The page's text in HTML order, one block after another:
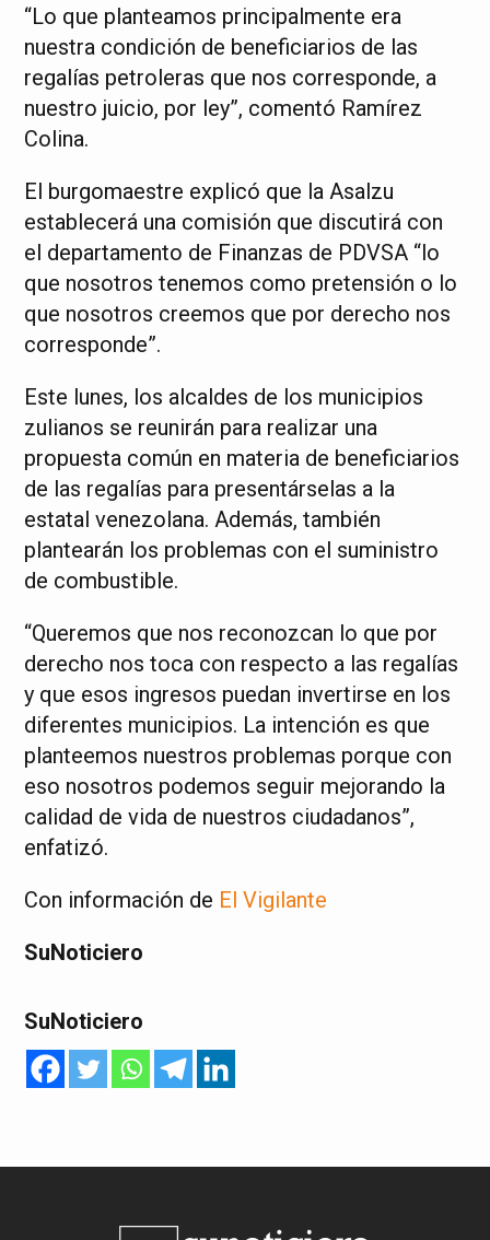
“Lo que planteamos principalmente era
nuestra condición de beneficiarios de las
regalías petroleras que nos corresponde, a
nuestro juicio, por ley”, comentó Ramírez
Colina.
El burgomaestre explicó que la Asalzu
establecerá una comisión que discutirá con
el departamento de Finanzas de PDVSA “lo
que nosotros tenemos como pretensión o lo
que nosotros creemos que por derecho nos
corresponde”.
Este lunes, los alcaldes de los municipios
zulianos se reunirán para realizar una
propuesta común en materia de beneficiarios
de las regalías para presentárselas a la
estatal venezolana. Además, también
plantearán los problemas con el suministro
de combustible.
“Queremos que nos reconozcan lo que por
derecho nos toca con respecto a las regalías
y que esos ingresos puedan invertirse en los
diferentes municipios. La intención es que
planteemos nuestros problemas porque con
eso nosotros podemos seguir mejorando la
calidad de vida de nuestros ciudadanos”,
enfatizó.
Con información de El Vigilante
SuNoticiero
SuNoticiero